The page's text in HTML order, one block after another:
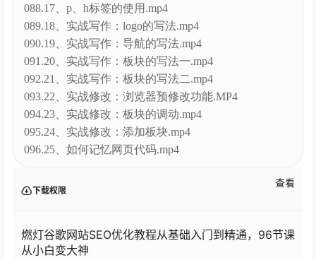
088.17、p、h标签的使用.mp4
089.18、实战写作：logo的写法.mp4
090.19、实战写作：导航的写法.mp4
091.20、实战写作：板块的写法一.mp4
092.21、实战写作：板块的写法二.mp4
093.22、实战修改：浏览器预修改功能.MP4
094.23、实战修改：板块的调动.mp4
095.24、实战修改：添加板块.mp4
096.25、如何记忆网页代码.mp4
下载权限
查看
燃灯谷歌网站SEO优化教程从基础入门到精通，96节课
从小白变大神